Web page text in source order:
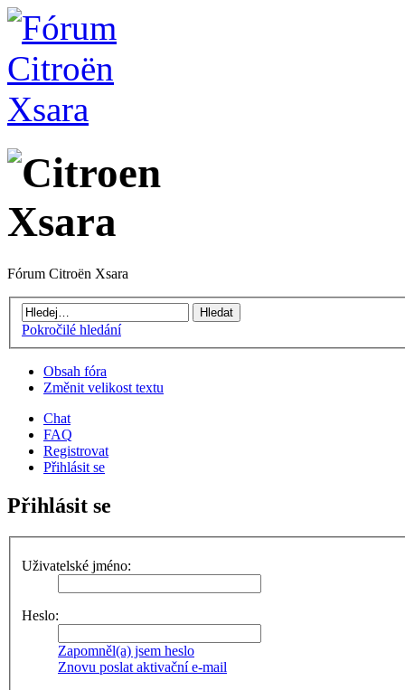
Fórum Citroën Xsara
Pokročilé hledání
Obsah fóra
Změnit velikost textu
Chat
FAQ
Registrovat
Přihlásit se
Přihlásit se
Uživatelské jméno:
Heslo:
Zapomněl(a) jsem heslo
Znovu poslat aktivační e-mail